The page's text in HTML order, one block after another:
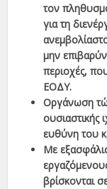
τον
για τη
μην
περιοχές,
ΕΟΔΥ.
Οργάνωση
ουσιαστικής
ευθύνη του
Με
βρίσκονται